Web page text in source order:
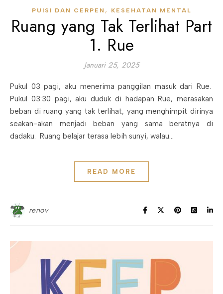
PUISI DAN CERPEN , KESEHATAN MENTAL
Ruang yang Tak Terlihat Part
1. Rue
Januari 25, 2025
Pukul 03 pagi, aku menerima panggilan masuk dari Rue.
Pukul 03:30 pagi, aku duduk di hadapan Rue, merasakan
beban di ruang yang tak terlihat, yang menghimpit dirinya
seakan-akan menjadi beban yang sama beratnya di
dadaku. Ruang belajar terasa lebih sunyi, walau…
READ MORE
renov